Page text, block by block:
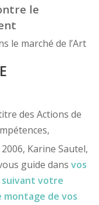
le
le marché de l’Art
des Actions de
Karine Sautel,
guide dans vos
suivant votre
montage de vos